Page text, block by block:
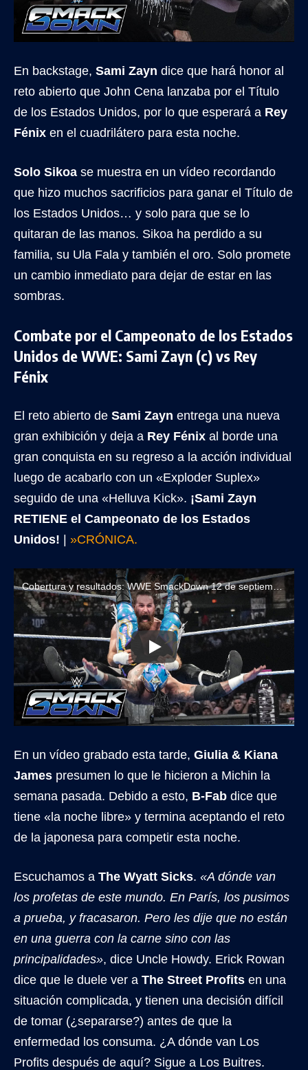
En backstage, Sami Zayn dice que hará honor al
reto abierto que John Cena lanzaba por el Título
de los Estados Unidos, por lo que esperará a Rey
Fénix en el cuadrilátero para esta noche.
Solo Sikoa se muestra en un vídeo recordando
que hizo muchos sacrificios para ganar el Título de
los Estados Unidos… y solo para que se lo
quitaran de las manos. Sikoa ha perdido a su
familia, su Ula Fala y también el oro. Solo promete
un cambio inmediato para dejar de estar en las
sombras.
Combate por el Campeonato de los Estados
Unidos de WWE: Sami Zayn (c) vs Rey
Fénix
El reto abierto de Sami Zayn entrega una nueva
gran exhibición y deja a Rey Fénix al borde una
gran conquista en su regreso a la acción individual
luego de acabarlo con un «Exploder Suplex»
seguido de una «Helluva Kick». ¡Sami Zayn
RETIENE el Campeonato de los Estados
Unidos! | »CRÓNICA.
Cobertura y resultados: WWE SmackDown 12 de septiembre de 2025
En un vídeo grabado esta tarde, Giulia & Kiana
James presumen lo que le hicieron a Michin la
semana pasada. Debido a esto, B-Fab dice que
tiene «la noche libre» y termina aceptando el reto
de la japonesa para competir esta noche.
Escuchamos a The Wyatt Sicks. «A dónde van
los profetas de este mundo. En París, los pusimos
a prueba, y fracasaron. Pero les dije que no están
en una guerra con la carne sino con las
principalidades», dice Uncle Howdy. Erick Rowan
dice que le duele ver a The Street Profits en una
situación complicada, y tienen una decisión difícil
de tomar (¿separarse?) antes de que la
enfermedad los consuma. ¿A dónde van Los
Profits después de aquí? Sigue a Los Buitres.